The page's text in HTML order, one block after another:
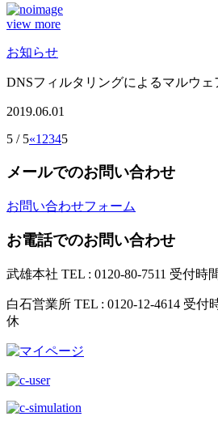
view more
お知らせ
DNSフィルタリングによるマルウ
2019.06.01
5 / 5«1 2345
メールでのお問い合わせ
お問い合わせフォーム
お電話でのお問い合わせ
武雄本社 TEL : 0120-80-7511 受付時
白石営業所 TEL : 0120-12-4614 受付
休